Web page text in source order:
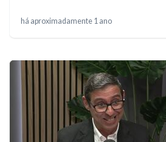
há aproximadamente 1 ano